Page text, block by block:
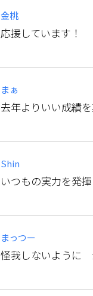
金桃
応援しています！
まぁ
去年よりいい成績
Shin
いつもの実力を発
まっつー
怪我しないように